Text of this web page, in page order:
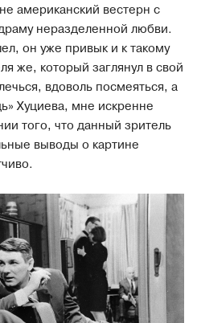
американский вестерн с
неразделенной любви.
он уже привык и к такому
же, который заглянул в свой
вдоволь посмеяться, а
Хуциева, мне искренне
того, что данный зритель
выводы о картине